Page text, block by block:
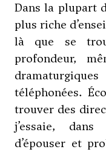
Dans la plupart
plus riche
là que se
profondeur,
téléphonées.
trouver des
j’essaie,
d’épouser et